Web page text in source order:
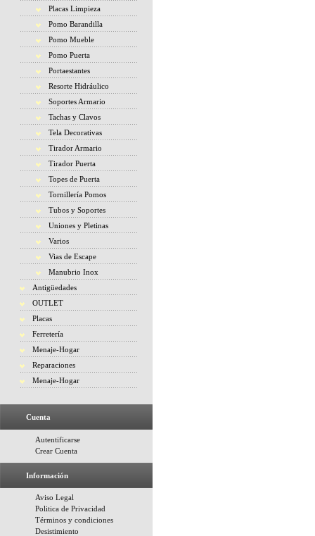
Placas Limpieza
Pomo Barandilla
Pomo Mueble
Pomo Puerta
Portaestantes
Resorte Hidráulico
Soportes Armario
Tachas y Clavos
Tela Decorativas
Tirador Armario
Tirador Puerta
Topes de Puerta
Tornillería Pomos
Tubos y Soportes
Uniones y Pletinas
Varios
Vias de Escape
Manubrio Inox
Antigüedades
OUTLET
Placas
Ferretería
Menaje-Hogar
Reparaciones
Menaje-Hogar
Cuenta
Autentificarse
Crear Cuenta
Información
Aviso Legal
Politica de Privacidad
Términos y condiciones
Desistimiento